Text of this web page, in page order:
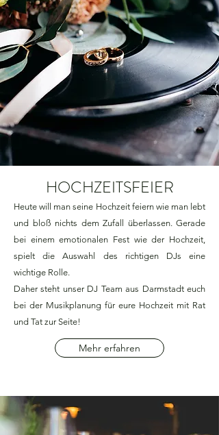
HOCHZEITSFEIER
Heute will man seine Hochzeit feiern wie man lebt
und bloß nichts dem Zufall überlassen. Gerade
bei einem emotionalen Fest wie der Hochzeit,
spielt die Auswahl des richtigen DJs eine
wichtige Rolle.
Daher steht unser DJ Team aus Darmstadt euch
bei der Musikplanung für eure Hochzeit mit Rat
und Tat zur Seite!
Mehr erfahren